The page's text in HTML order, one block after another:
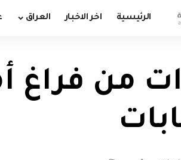
الرئيسية اخر الاخبار العراق
من